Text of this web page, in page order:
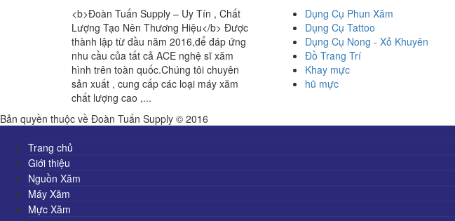
<b>Đoàn Tuấn Supply – Uy Tín , Chất
Lượng Tạo Nên Thương Hiệu</b> Được
thành lập từ đầu năm 2016,để đáp ứng
nhu cầu của tất cả ACE nghệ sĩ xăm
hình trên toàn quốc.Chúng tôi chuyên
sản xuất , cung cấp các loại máy xăm
chất lượng cao ,...
Dụng Cụ Phun Xăm
Dụng Cụ Tattoo
Dụng Cụ Nong - Xỏ Khuyên
Đồ Trang Trí
Khay mực
hũ mực
Bản quyền thuộc về Đoàn Tuấn Supply © 2016
Trang chủ
Giới thiệu
Nguồn Xăm
Máy Xăm
Mực Xăm